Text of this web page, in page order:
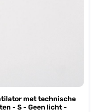
met technische
- S - Geen licht -